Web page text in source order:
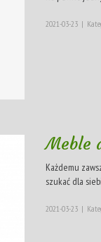
2021-03-23 |
Meble
Każdemu
szukać dla
2021-03-23 |